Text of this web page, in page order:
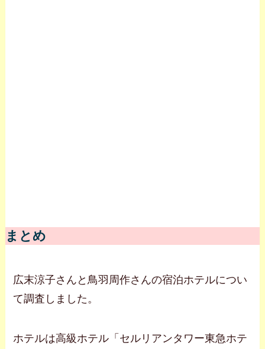
まとめ
広末涼子さんと鳥羽周作さんの宿泊ホテルについ
て調査しました。
ホテルは高級ホテル「セルリアンタワー東急ホテ